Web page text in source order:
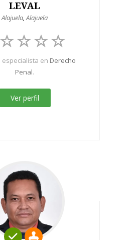
LEVAL
Alajuela,Alajuela
especialista en Derecho
Penal.
Ver perfil